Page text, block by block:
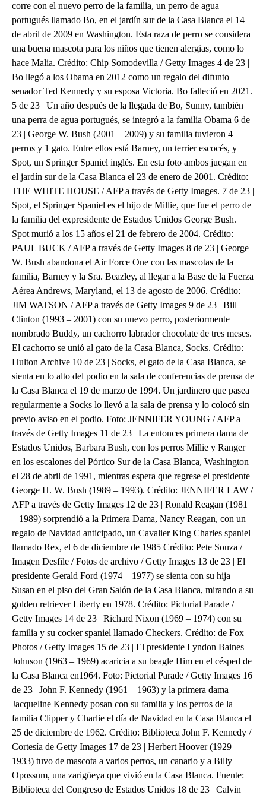
corre con el nuevo perro de la familia, un perro de agua
portugués llamado Bo, en el jardín sur de la Casa Blanca el 14
de abril de 2009 en Washington. Esta raza de perro se considera
una buena mascota para los niños que tienen alergias, como lo
hace Malia. Crédito: Chip Somodevilla / Getty Images 4 de 23 |
Bo llegó a los Obama en 2012 como un regalo del difunto
senador Ted Kennedy y su esposa Victoria. Bo falleció en 2021.
5 de 23 | Un año después de la llegada de Bo, Sunny, también
una perra de agua portugués, se integró a la familia Obama 6 de
23 | George W. Bush (2001 – 2009) y su familia tuvieron 4
perros y 1 gato. Entre ellos está Barney, un terrier escocés, y
Spot, un Springer Spaniel inglés. En esta foto ambos juegan en
el jardín sur de la Casa Blanca el 23 de enero de 2001. Crédito:
THE WHITE HOUSE / AFP a través de Getty Images. 7 de 23 |
Spot, el Springer Spaniel es el hijo de Millie, que fue el perro de
la familia del expresidente de Estados Unidos George Bush.
Spot murió a los 15 años el 21 de febrero de 2004. Crédito:
PAUL BUCK / AFP a través de Getty Images 8 de 23 | George
W. Bush abandona el Air Force One con las mascotas de la
familia, Barney y la Sra. Beazley, al llegar a la Base de la Fuerza
Aérea Andrews, Maryland, el 13 de agosto de 2006. Crédito:
JIM WATSON / AFP a través de Getty Images 9 de 23 | Bill
Clinton (1993 – 2001) con su nuevo perro, posteriormente
nombrado Buddy, un cachorro labrador chocolate de tres meses.
El cachorro se unió al gato de la Casa Blanca, Socks. Crédito:
Hulton Archive 10 de 23 | Socks, el gato de la Casa Blanca, se
sienta en lo alto del podio en la sala de conferencias de prensa de
la Casa Blanca el 19 de marzo de 1994. Un jardinero que pasea
regularmente a Socks lo llevó a la sala de prensa y lo colocó sin
previo aviso en el podio. Foto: JENNIFER YOUNG / AFP a
través de Getty Images 11 de 23 | La entonces primera dama de
Estados Unidos, Barbara Bush, con los perros Millie y Ranger
en los escalones del Pórtico Sur de la Casa Blanca, Washington
el 28 de abril de 1991, mientras espera que regrese el presidente
George H. W. Bush (1989 – 1993). Crédito: JENNIFER LAW /
AFP a través de Getty Images 12 de 23 | Ronald Reagan (1981
– 1989) sorprendió a la Primera Dama, Nancy Reagan, con un
regalo de Navidad anticipado, un Cavalier King Charles spaniel
llamado Rex, el 6 de diciembre de 1985 Crédito: Pete Souza /
Imagen Desfile / Fotos de archivo / Getty Images 13 de 23 | El
presidente Gerald Ford (1974 – 1977) se sienta con su hija
Susan en el piso del Gran Salón de la Casa Blanca, mirando a su
golden retriever Liberty en 1978. Crédito: Pictorial Parade /
Getty Images 14 de 23 | Richard Nixon (1969 – 1974) con su
familia y su cocker spaniel llamado Checkers. Crédito: de Fox
Photos / Getty Images 15 de 23 | El presidente Lyndon Baines
Johnson (1963 – 1969) acaricia a su beagle Him en el césped de
la Casa Blanca en1964. Foto: Pictorial Parade / Getty Images 16
de 23 | John F. Kennedy (1961 – 1963) y la primera dama
Jacqueline Kennedy posan con su familia y los perros de la
familia Clipper y Charlie el día de Navidad en la Casa Blanca el
25 de diciembre de 1962. Crédito: Biblioteca John F. Kennedy /
Cortesía de Getty Images 17 de 23 | Herbert Hoover (1929 –
1933) tuvo de mascota a varios perros, un canario y a Billy
Opossum, una zarigüeya que vivió en la Casa Blanca. Fuente:
Biblioteca del Congreso de Estados Unidos 18 de 23 | Calvin